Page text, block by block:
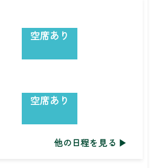
空席あり
空席あり
他の日程を見る